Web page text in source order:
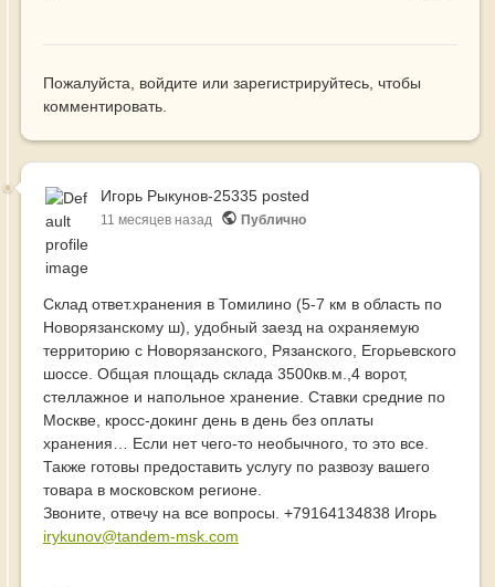
Пожалуйста, войдите или зарегистрируйтесь, чтобы
комментировать.
Игорь Рыкунов-25335 posted
11 месяцев назад Публично
Склад ответ.хранения в Томилино (5-7 км в область по
Новорязанскому ш), удобный заезд на охраняемую
территорию с Новорязанского, Рязанского, Егорьевского
шоссе. Общая площадь склада 3500кв.м.,4 ворот,
стеллажное и напольное хранение. Ставки средние по
Москве, кросс-докинг день в день без оплаты
хранения… Если нет чего-то необычного, то это все.
Также готовы предоставить услугу по развозу вашего
товара в московском регионе.
Звоните, отвечу на все вопросы. +79164134838 Игорь
irykunov@tandem-msk.com